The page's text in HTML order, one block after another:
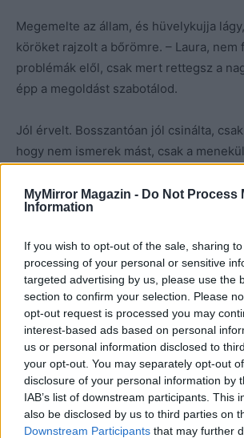
MyMirror Magazin - Do Not Process
Information
If you wish to opt-out of the sale, sharing
processing of your personal or sensitive
targeted advertising by us, please use the
section to confirm your selection. Please
opt-out request is processed you may
interest-based ads based on personal
us or personal information disclosed to
your opt-out. You may separately opt-out
disclosure of your personal information by
IAB’s list of downstream participants. This
also be disclosed by us to third parties on
Downstream Participants that may further
Megemelte az állam, és hüvelykujja
köröket rajzolt a bőrömre. – Laura, nem
problémák elől, csak mert rettegsz a
épp a megoldást szabotálod.
Jól érvelt. Bosszantóan jól csinálta,
hogy nem ismerek mást, csak a
Gondolkodás nélkül, szorosan a karjába
apád vagyok – mormolta a hajamba. –
Jó pár percig vagy talán egy egész
maradtunk, mielőtt azt szipogtam: –
papírtasakba dugtad a festményünket?
– Elhiszed nekem? – ismételte meg a
hagyva, hogy kitérjek a válaszadás elől.
hogy a szemébe nézhessek az
igyekezni.